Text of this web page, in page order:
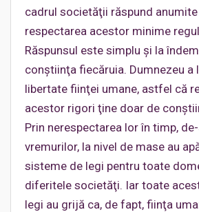
cadrul societăţii răspund
respectarea acestor minime
Răspunsul este simplu şi la
conştiinţa fiecăruia. Dumnezeu a
libertate fiinţei umane, astfel că
acestor rigori ţine doar de
Prin nerespectarea lor în timp,
vremurilor, la nivel de mase au
sisteme de legi pentru toate
diferitele societăţi. Iar toate
legi au grijă ca, de fapt, fiinţa